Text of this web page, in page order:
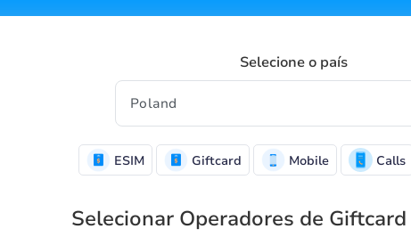
Selecione o país
ESIM Giftcard Mobile Calls
Selecionar Operadores de